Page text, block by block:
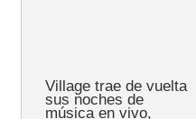
Village trae de vuelta
sus noches de
música en vivo,